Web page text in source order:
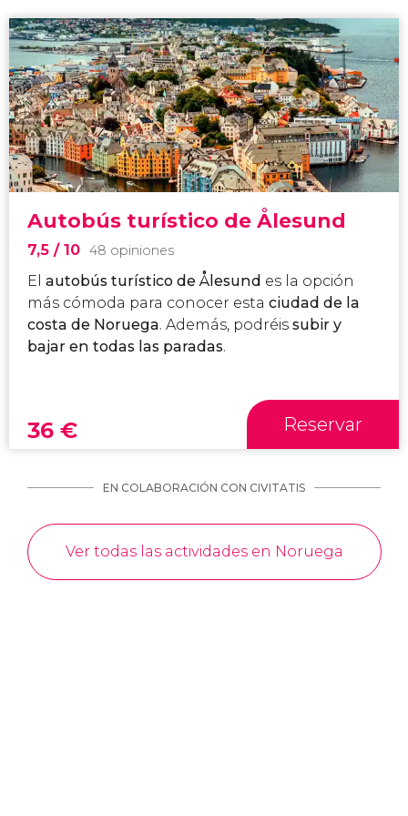
Autobús turístico de Ålesund
7,5 / 10 48 opiniones
El autobús turístico de Ålesund es la opción
más cómoda para conocer esta ciudad de la
costa de Noruega. Además, podréis subir y
bajar en todas las paradas.
36 € Reservar
EN COLABORACIÓN CON CIVITATIS
Ver todas las actividades en Noruega